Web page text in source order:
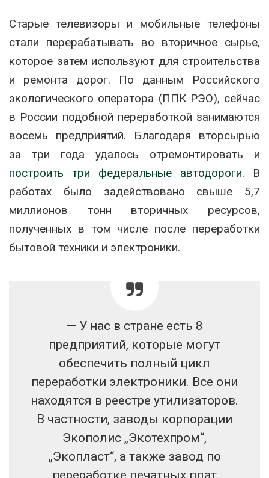
Старые телевизоры и мобильные телефоны
стали перерабатывать во вторичное сырье,
которое затем используют для строительства
и ремонта дорог. По данным Российского
экологического оператора (ППК РЭО), сейчас
в России подобной переработкой занимаются
восемь предприятий. Благодаря вторсырью
за три года удалось отремонтировать и
построить три федеральные автодороги. В
работах было задействовано свыше 5,7
миллионов тонн вторичных ресурсов,
полученных в том числе после переработки
бытовой техники и электроники.
— У нас в стране есть 8
предприятий, которые могут
обеспечить полный цикл
переработки электроники. Все они
находятся в реестре утилизаторов.
В частности, заводы корпорации
Экополис „Экотехпром“,
„Экопласт“, а также завод по